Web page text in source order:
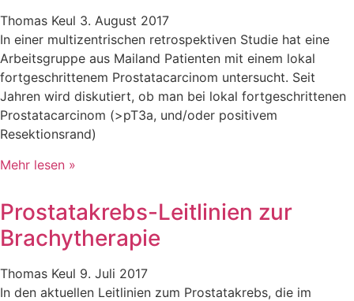
Thomas Keul 3. August 2017
In einer multizentrischen retrospektiven Studie hat eine
Arbeitsgruppe aus Mailand Patienten mit einem lokal
fortgeschrittenem Prostatacarcinom untersucht. Seit
Jahren wird diskutiert, ob man bei lokal fortgeschrittenen
Prostatacarcinom (>pT3a, und/oder positivem
Resektionsrand)
Mehr lesen »
Prostatakrebs-Leitlinien zur
Brachytherapie
Thomas Keul 9. Juli 2017
In den aktuellen Leitlinien zum Prostatakrebs, die im